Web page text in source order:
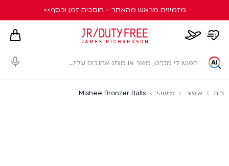
מזמינים מראש מהאתר - חוסכים זמן וכסף>>
whishlist
page
card
בית איפור מישהי Mishee Bronzer Balls